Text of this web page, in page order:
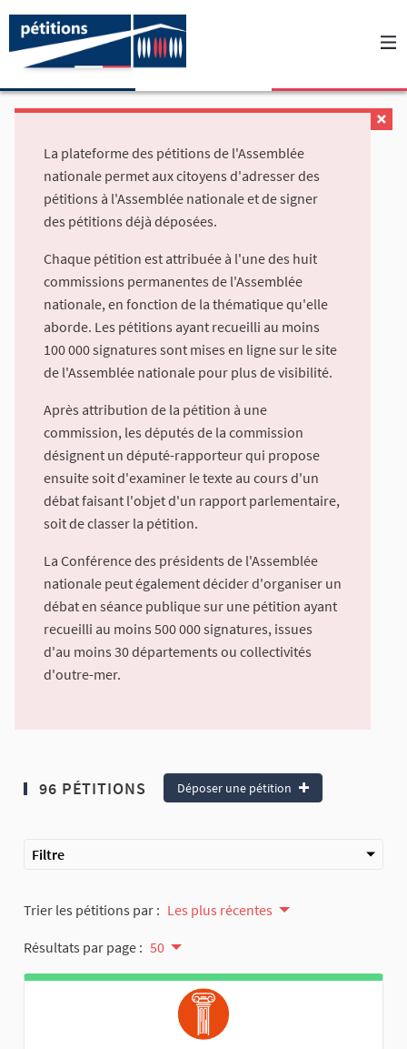
La plateforme des pétitions de l'Assemblée
nationale permet aux citoyens d'adresser des
pétitions à l'Assemblée nationale et de signer
des pétitions déjà déposées.
Chaque pétition est attribuée à l'une des huit
commissions permanentes de l'Assemblée
nationale, en fonction de la thématique qu'elle
aborde. Les pétitions ayant recueilli au moins
100 000 signatures sont mises en ligne sur le site
de l'Assemblée nationale pour plus de visibilité.
Après attribution de la pétition à une
commission, les députés de la commission
désignent un député-rapporteur qui propose
ensuite soit d'examiner le texte au cours d'un
débat faisant l'objet d'un rapport parlementaire,
soit de classer la pétition.
La Conférence des présidents de l'Assemblée
nationale peut également décider d'organiser un
débat en séance publique sur une pétition ayant
recueilli au moins 500 000 signatures, issues
d'au moins 30 départements ou collectivités
d'outre-mer.
96 PÉTITIONS Déposer une pétition
Filtre
Trier les pétitions par : Les plus récentes
Résultats par page : 50